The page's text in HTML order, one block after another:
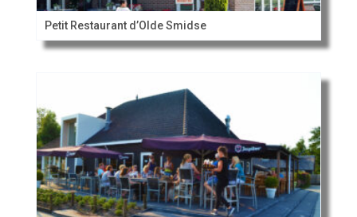
Petit Restaurant d’Olde Smidse